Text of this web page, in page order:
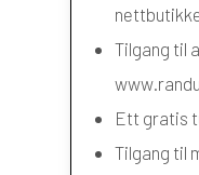
Tilgang til
Ett gratis
Tilgang til